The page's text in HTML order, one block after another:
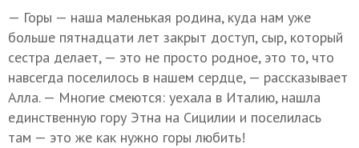
— Горы — наша маленькая родина, куда нам уже
больше пятнадцати лет закрыт доступ, сыр, который
сестра делает, — это не просто родное, это то, что
навсегда поселилось в нашем сердце, — рассказывает
Алла. — Многие смеются: уехала в Италию, нашла
единственную гору Этна на Сицилии и поселилась
там — это же как нужно горы любить!